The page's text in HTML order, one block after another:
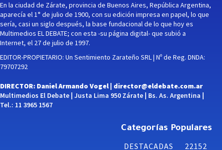
En la ciudad de Zárate, provincia de Buenos Aires, República Argentina,
aparecía el 1° de julio de 1900, con su edición impresa en papel, lo que
sería, casi un siglo después, la base fundacional de lo que hoy es
Multimedios EL DEBATE; con esta -su página digital- que subió a
Internet, el 27 de julio de 1997.
EDITOR-PROPIETARIO: Un Sentimiento Zarateño SRL | Nº de Reg. DNDA:
79707292
DIRECTOR: Daniel Armando Vogel | director@eldebate.com.ar
Multimedios El Debate | Justa Lima 950 Zárate | Bs. As. Argentina |
Tel.: 11 3965 1567
Categorías Populares
DESTACADAS
22152